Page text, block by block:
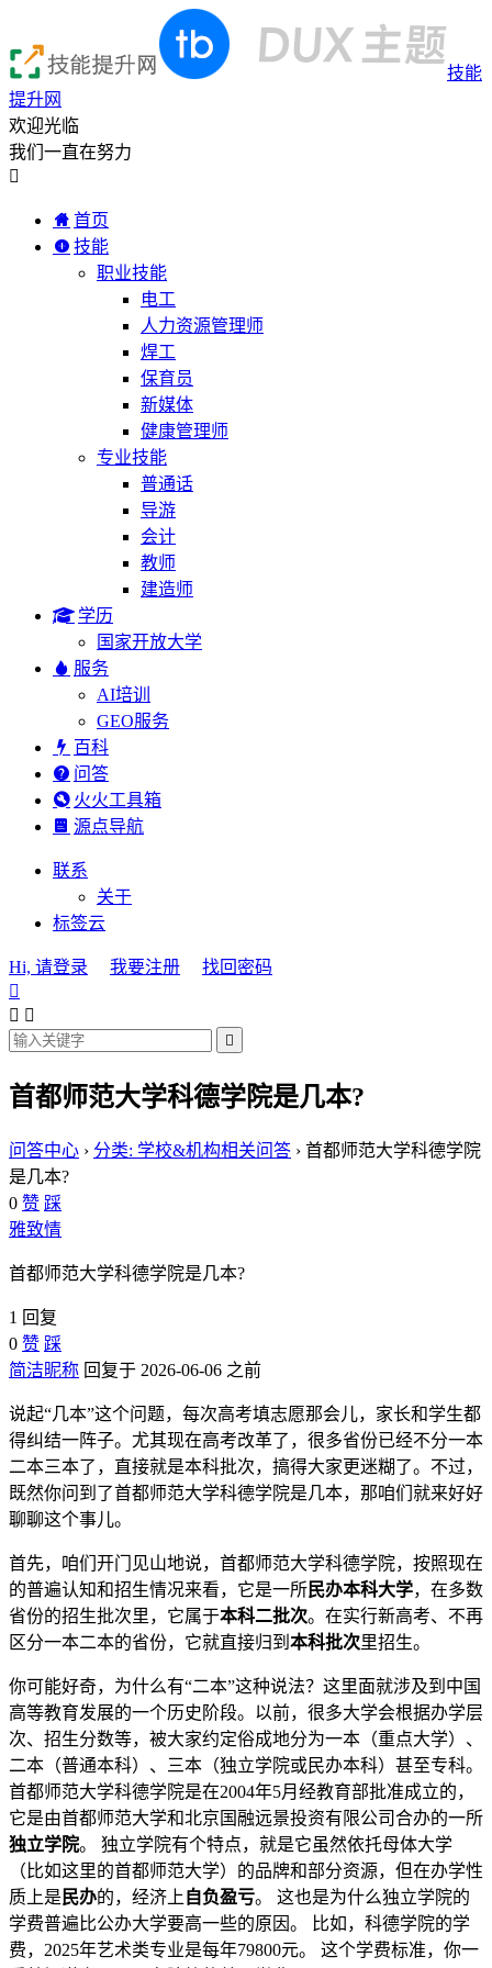
技能
提升网
欢迎光临
我们一直在努力

首页
技能
职业技能
电工
人力资源管理师
焊工
保育员
新媒体
健康管理师
专业技能
普通话
导游
会计
教师
建造师
学历
国家开放大学
服务
AI培训
GEO服务
百科
问答
火火工具箱
源点导航
联系
关于
标签云
Hi, 请登录 我要注册
找回密码

 

首都师范大学科德学院是几本?
问答中心 › 分类: 学校&机构相关问答 › 首都师范大学科德学院
是几本?
0 赞 踩
雅致情
首都师范大学科德学院是几本?
1 回复
0 赞 踩
简洁昵称 回复于 2026-06-06 之前
说起“几本”这个问题，每次高考填志愿那会儿，家长和学生都
得纠结一阵子。尤其现在高考改革了，很多省份已经不分一本
二本三本了，直接就是本科批次，搞得大家更迷糊了。不过，
既然你问到了首都师范大学科德学院是几本，那咱们就来好好
聊聊这个事儿。
首先，咱们开门见山地说，首都师范大学科德学院，按照现在
的普遍认知和招生情况来看，它是一所民办本科大学，在多数
省份的招生批次里，它属于本科二批次。在实行新高考、不再
区分一本二本的省份，它就直接归到 本科批次里招生。
你可能好奇，为什么有“二本”这种说法？这里面就涉及到中国
高等教育发展的一个历史阶段。以前，很多大学会根据办学层
次、招生分数等，被大家约定俗成地分为一本（重点大学）、
二本（普通本科）、三本（独立学院或民办本科）甚至专科。
首都师范大学科德学院是在2004年5月经教育部批准成立的，
它是由首都师范大学和北京国融远景投资有限公司合办的一所
独立学院。 独立学院有个特点，就是它虽然依托母体大学
（比如这里的首都师范大学）的品牌和部分资源，但在办学性
质上是 民办的，经济上 自负盈亏。 这也是为什么独立学院的
学费普遍比公办大学要高一些的原因。 比如，科德学院的学
费，2025年艺术类专业是每年79800元。 这个学费标准，你一